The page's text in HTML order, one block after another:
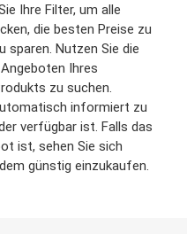
Ihre Filter, um alle
die besten Preise zu
sparen. Nutzen Sie die
Ihres
zu suchen.
informiert zu
verfügbar ist. Falls das
ist, sehen Sie sich
günstig einzukaufen.